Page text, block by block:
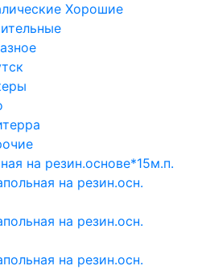
Хорошие
на резин.основе*15м.п.
на резин.осн.
на резин.осн.
на резин.осн.